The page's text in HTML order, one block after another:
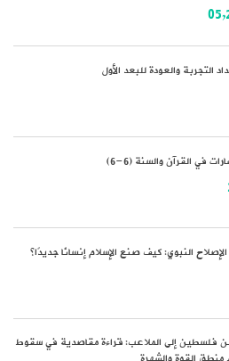
التجربة والعودة للبعد الأول
في القرآن والسنة (6-6)
النبوي: كيف صنع الإسلام إنسانًا جديدًا؟
من فلسطين إلى الملاعب: قراءة مقاصدية في سقوط